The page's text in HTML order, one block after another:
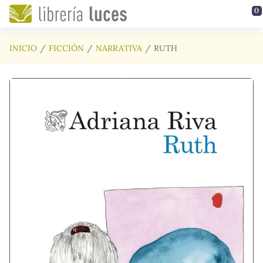
Saltar al contenido principal 0
INICIO FICCIÓN NARRATIVA RUTH